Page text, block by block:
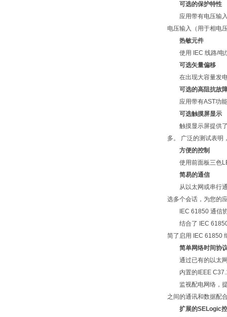
可选的保护特性
应用带有电压输入
电压输入（用于相电
热敏元件
使用 IEC 线路/电
可选矢量偏移
在出现大容量发电
可选的高阻抗故
应用带有AST功能
可选触摸屏显示
触摸显示屏提供了
多。 广泛的测试表明
方便的控制
使用前面板三色
简易的通信
从以太网或串行通
选多个会话，为您的
IEC 61850 通信
结合了 IEC 61850
简了启用 IEC 61850
简单网络时间协
通过已有的以太网
内置的IEEE
监视配电网络，提
之间的通讯和数据配
扩展的SELogic